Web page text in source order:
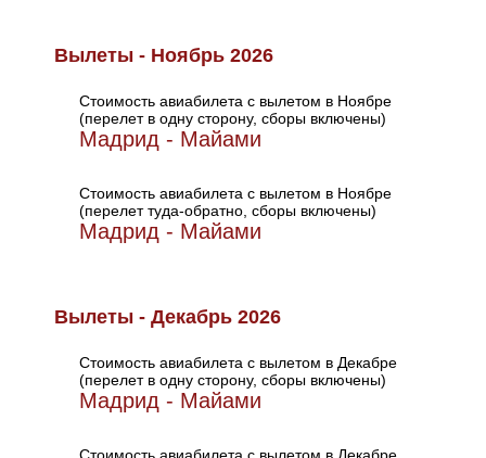
Вылеты - Ноябрь 2026
Стоимость авиабилета с вылетом в Ноябре
(перелет в одну сторону, сборы включены)
Мадрид - Майами
Стоимость авиабилета с вылетом в Ноябре
(перелет туда-обратно, сборы включены)
Мадрид - Майами
Вылеты - Декабрь 2026
Стоимость авиабилета с вылетом в Декабре
(перелет в одну сторону, сборы включены)
Мадрид - Майами